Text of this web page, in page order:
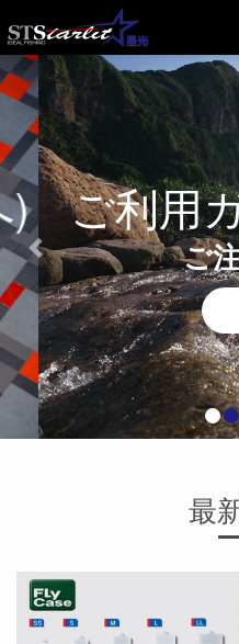
ご利用ガ
ご注
最